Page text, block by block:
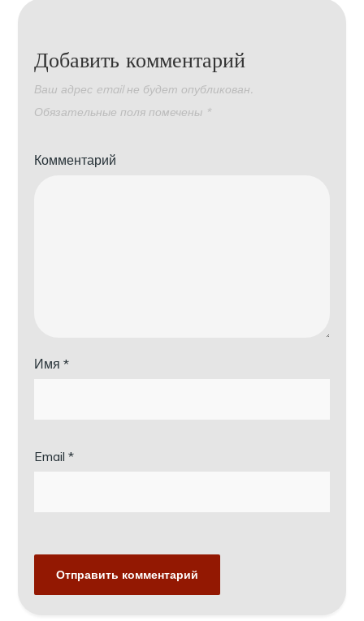
Добавить комментарий
Ваш адрес email не будет опубликован.
Обязательные поля помечены *
Комментарий
Имя*
Email*